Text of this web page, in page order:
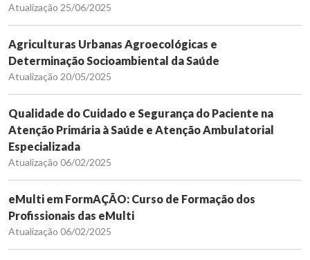
Atualização 25/06/2025
Agriculturas Urbanas Agroecológicas e
Determinação Socioambiental da Saúde
Atualização 20/05/2025
Qualidade do Cuidado e Segurança do Paciente na
Atenção Primária à Saúde e Atenção Ambulatorial
Especializada
Atualização 06/02/2025
eMulti em FormAÇÃO: Curso de Formação dos
Profissionais das eMulti
Atualização 06/02/2025